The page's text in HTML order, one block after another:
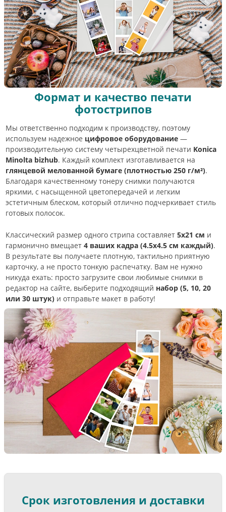
Формат и качество печати
фотострипов
Мы ответственно подходим к производству, поэтому
используем надежное цифровое оборудование —
производительную систему четырехцветной печати Konica
Minolta bizhub. Каждый комплект изготавливается на
глянцевой мелованной бумаге (плотностью 250 г/м²).
Благодаря качественному тонеру снимки получаются
яркими, с насыщенной цветопередачей и легким
эстетичным блеском, который отлично подчеркивает стиль
готовых полосок.
Классический размер одного стрипа составляет 5х21 см и
гармонично вмещает 4 ваших кадра (4.5х4.5 см каждый).
В результате вы получаете плотную, тактильно приятную
карточку, а не просто тонкую распечатку. Вам не нужно
никуда ехать: просто загрузите свои любимые снимки в
редактор на сайте, выберите подходящий набор (5, 10, 20
или 30 штук) и отправьте макет в работу!
Срок изготовления и доставки